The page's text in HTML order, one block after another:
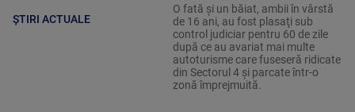
ȘTIRI ACTUALE
O fată şi un băiat, ambii în vârstă
de 16 ani, au fost plasaţi sub
control judiciar pentru 60 de zile
după ce au avariat mai multe
autoturisme care fuseseră ridicate
din Sectorul 4 şi parcate într-o
zonă împrejmuită.